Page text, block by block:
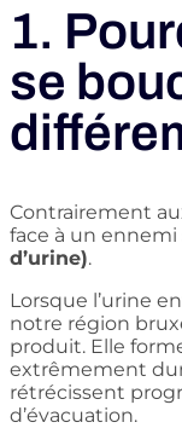
1.
se
Contrairement
face à un
d’urine).
Lorsque l’urine
notre région
produit. Elle
extrêmement
rétrécissent
d’évacuation.